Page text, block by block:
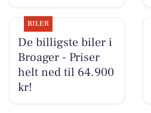
BILER
De billigste biler i
Broager - Priser
helt ned til 64.900
kr!